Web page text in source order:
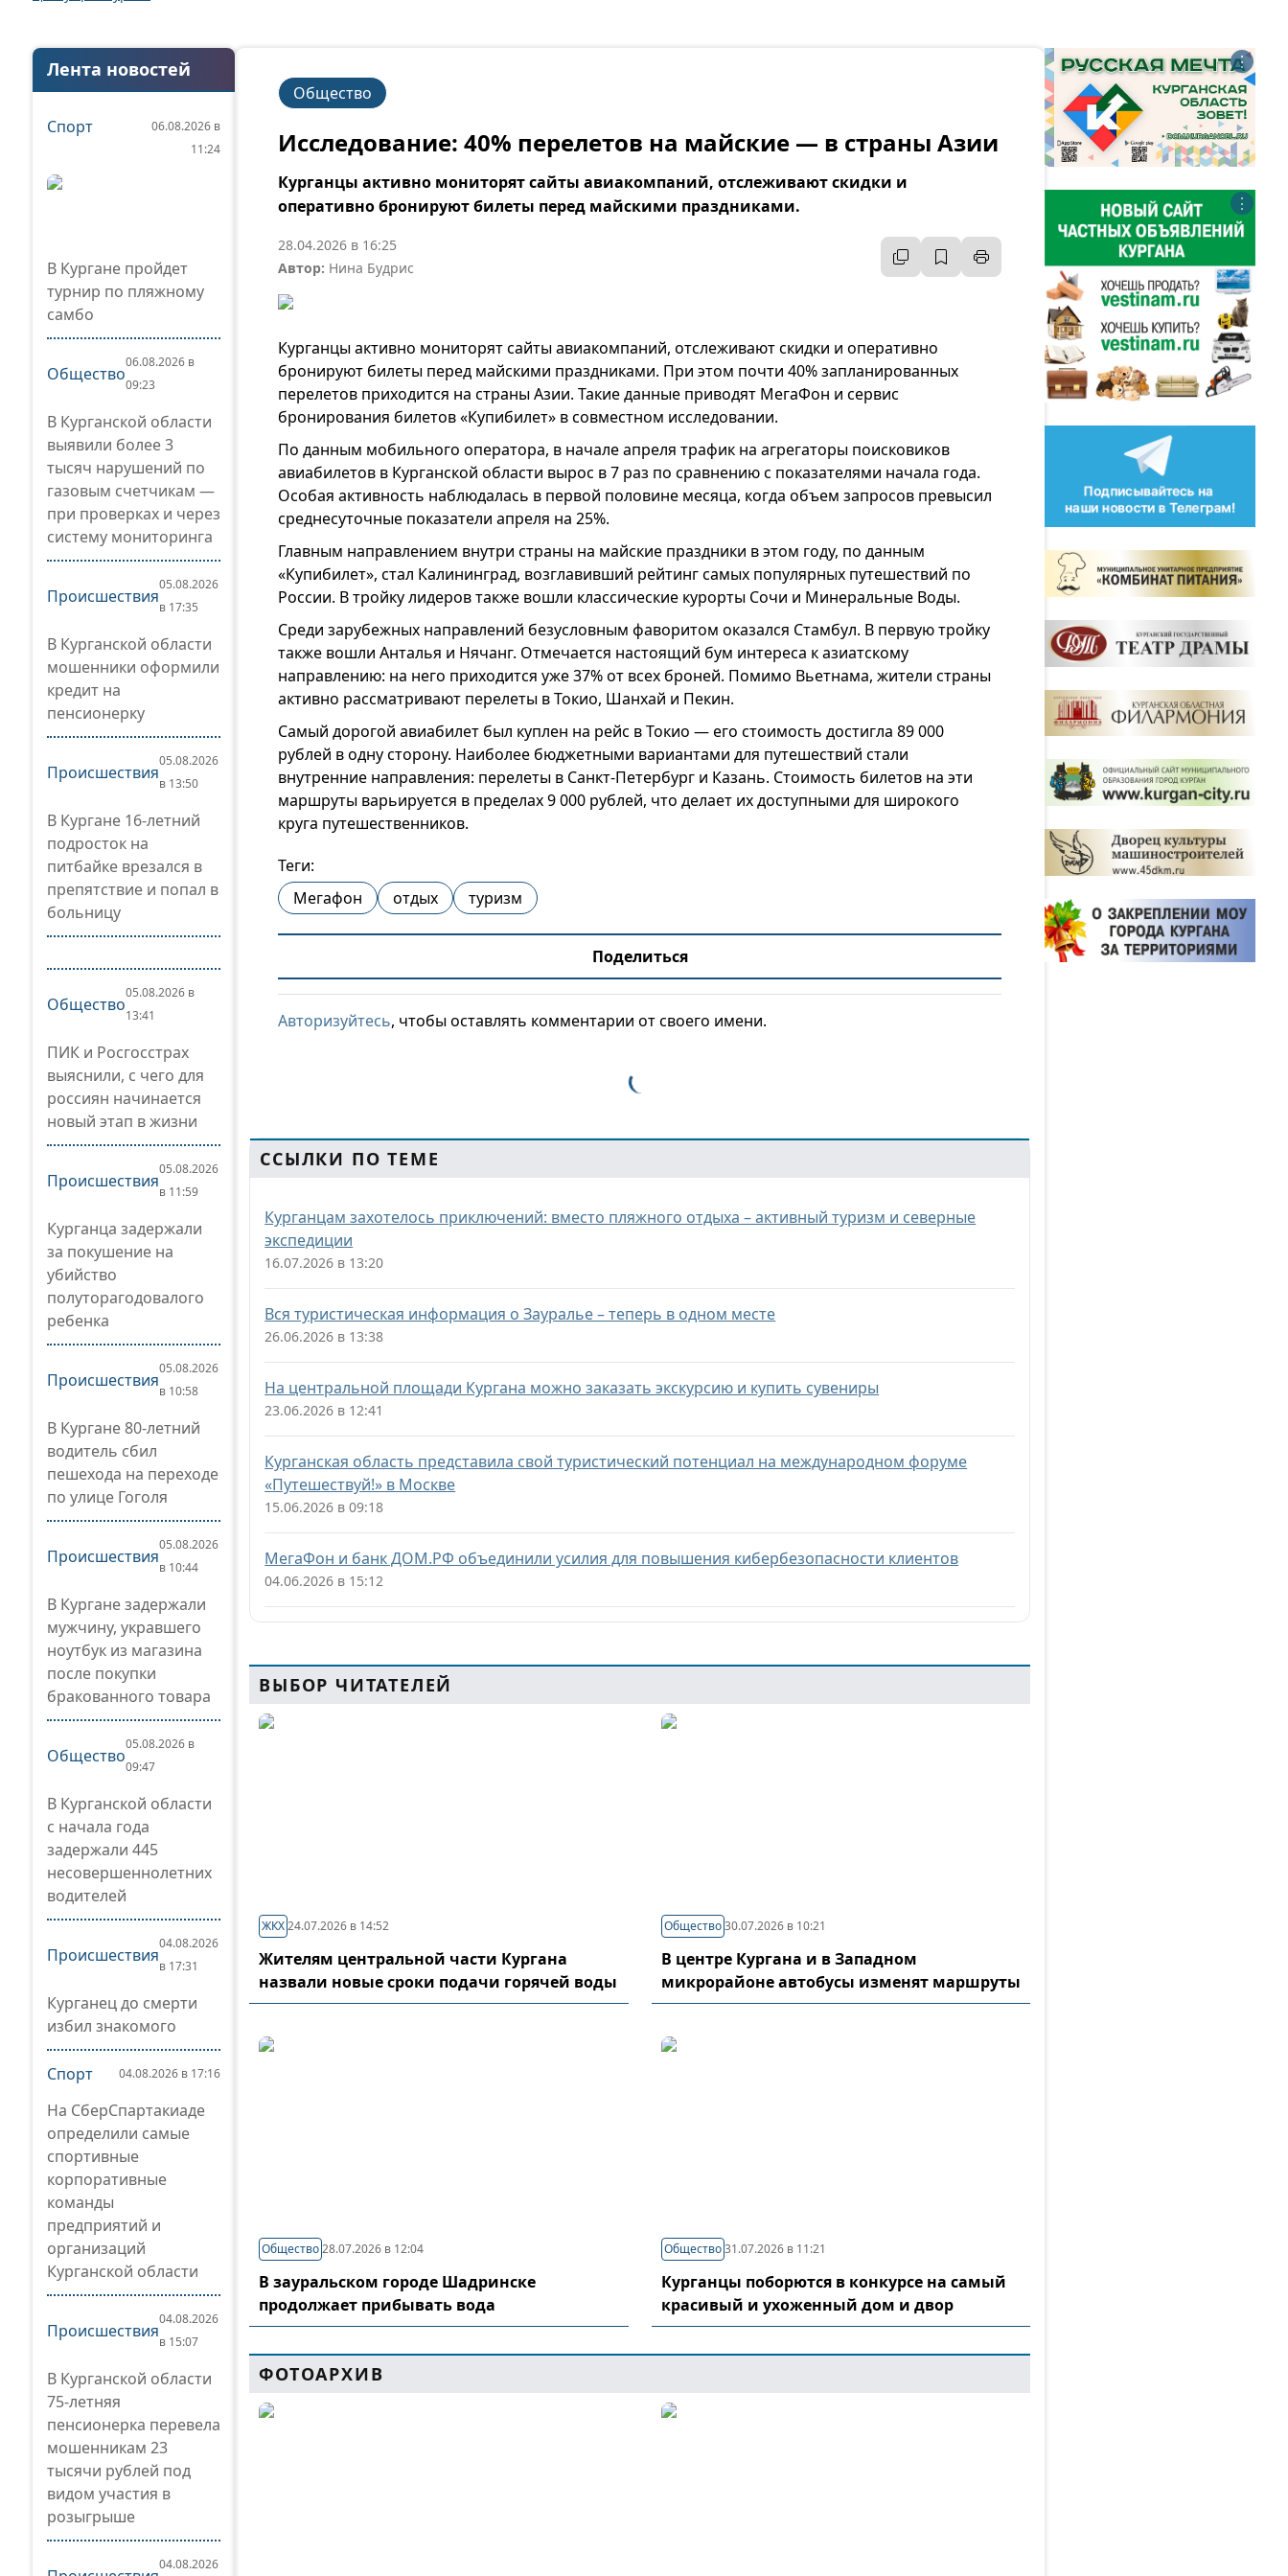
Лента новостей
Спорт
06.08.2026 в
11:24
В Кургане пройдет
турнир по пляжному
самбо
Общество
06.08.2026 в
09:23
В Курганской области
выявили более 3
тысяч нарушений по
газовым счетчикам —
при проверках и через
систему мониторинга
Происшествия
05.08.2026
в 17:35
В Курганской области
мошенники оформили
кредит на
пенсионерку
Происшествия
05.08.2026
в 13:50
В Кургане 16-летний
подросток на
питбайке врезался в
препятствие и попал в
больницу
Общество
05.08.2026 в
13:41
ПИК и Росгосстрах
выяснили, с чего для
россиян начинается
новый этап в жизни
Происшествия
05.08.2026
в 11:59
Курганца задержали
за покушение на
убийство
полуторагодовалого
ребенка
Происшествия
05.08.2026
в 10:58
В Кургане 80-летний
водитель сбил
пешехода на переходе
по улице Гоголя
Происшествия
05.08.2026
в 10:44
В Кургане задержали
мужчину, укравшего
ноутбук из магазина
после покупки
бракованного товара
Общество
05.08.2026 в
09:47
В Курганской области
с начала года
задержали 445
несовершеннолетних
водителей
Происшествия
04.08.2026
в 17:31
Курганец до смерти
избил знакомого
Спорт 04.08.2026 в 17:16
На СберСпартакиаде
определили самые
спортивные
корпоративные
команды
предприятий и
организаций
Курганской области
Происшествия
04.08.2026
в 15:07
В Курганской области
75-летняя
пенсионерка перевела
мошенникам 23
тысячи рублей под
видом участия в
розыгрыше
04.08.2026
Общество
Исследование: 40% перелетов на майские — в страны Азии
Курганцы активно мониторят сайты авиакомпаний, отслеживают скидки и
оперативно бронируют билеты перед майскими праздниками.
28.04.2026 в 16:25
Автор: Нина Будрис
Курганцы активно мониторят сайты авиакомпаний, отслеживают скидки и оперативно
бронируют билеты перед майскими праздниками. При этом почти 40% запланированных
перелетов приходится на страны Азии. Такие данные приводят МегаФон и сервис
бронирования билетов «Купибилет» в совместном исследовании.
По данным мобильного оператора, в начале апреля трафик на агрегаторы поисковиков
авиабилетов в Курганской области вырос в 7 раз по сравнению с показателями начала года.
Особая активность наблюдалась в первой половине месяца, когда объем запросов превысил
среднесуточные показатели апреля на 25%.
Главным направлением внутри страны на майские праздники в этом году, по данным
«Купибилет», стал Калининград, возглавивший рейтинг самых популярных путешествий по
России. В тройку лидеров также вошли классические курорты Сочи и Минеральные Воды.
Среди зарубежных направлений безусловным фаворитом оказался Стамбул. В первую тройку
также вошли Анталья и Нячанг. Отмечается настоящий бум интереса к азиатскому
направлению: на него приходится уже 37% от всех броней. Помимо Вьетнама, жители страны
активно рассматривают перелеты в Токио, Шанхай и Пекин.
Самый дорогой авиабилет был куплен на рейс в Токио — его стоимость достигла 89 000
рублей в одну сторону. Наиболее бюджетными вариантами для путешествий стали
внутренние направления: перелеты в Санкт-Петербург и Казань. Стоимость билетов на эти
маршруты варьируется в пределах 9 000 рублей, что делает их доступными для широкого
круга путешественников.
Теги:
Мегафон
отдых туризм
Поделиться
Авторизуйтесь, чтобы оставлять комментарии от своего имени.
ССЫЛКИ ПО ТЕМЕ
Курганцам захотелось приключений: вместо пляжного отдыха – активный туризм и северные
экспедиции
16.07.2026 в 13:20
Вся туристическая информация о Зауралье – теперь в одном месте
26.06.2026 в 13:38
На центральной площади Кургана можно заказать экскурсию и купить сувениры
23.06.2026 в 12:41
Курганская область представила свой туристический потенциал на международном форуме
«Путешествуй!» в Москве
15.06.2026 в 09:18
МегаФон и банк ДОМ.РФ объединили усилия для повышения кибербезопасности клиентов
04.06.2026 в 15:12
ВЫБОР ЧИТАТЕЛЕЙ
ЖКХ24.07.2026 в 14:52
Жителям центральной части Кургана
назвали новые сроки подачи горячей воды
Общество 30.07.2026 в 10:21
В центре Кургана и в Западном
микрорайоне автобусы изменят маршруты
Общество28.07.2026 в 12:04
В зауральском городе Шадринске
продолжает прибывать вода
Общество 31.07.2026 в 11:21
Курганцы поборются в конкурсе на самый
красивый и ухоженный дом и двор
ФОТОАРХИВ
⋮
⋮